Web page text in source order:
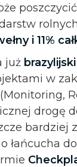
i 11%
już
w
(Monitoring,
drogę
łańcucha